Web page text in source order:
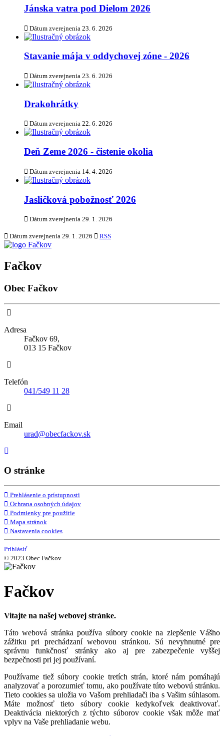
Jánska vatra pod Dielom 2026
Dátum zverejnenia 23. 6. 2026
Stavanie mája v oddychovej zóne - 2026
Dátum zverejnenia 23. 6. 2026
Drakohrátky
Dátum zverejnenia 22. 6. 2026
Deň Zeme 2026 - čistenie okolia
Dátum zverejnenia 14. 4. 2026
Jasličková pobožnosť 2026
Dátum zverejnenia 29. 1. 2026
Dátum zverejnenia 29. 1. 2026 RSS
Fačkov
Obec Fačkov
Adresa
Fačkov 69,
013 15 Fačkov
Telefón
041/549 11 28
Email
urad@obecfackov.sk
O stránke
Prehlásenie o prístupnosti
Ochrana osobných údajov
Podmienky pre použitie
Mapa stránok
Nastavenia cookies
Prihlásiť
© 2023 Obec Fačkov
Fačkov
Vitajte na našej webovej stránke.
Táto webová stránka používa súbory cookie na zlepšenie Vášho
zážitku pri prechádzaní webovou stránkou. Sú nevyhnutné pre
správnu funkčnosť stránky ako aj pre zabezpečenie vyššej
bezpečnosti pri jej používaní.
Používame tiež súbory cookie tretích strán, ktoré nám pomáhajú
analyzovať a porozumieť tomu, ako používate túto webovú stránku.
Tieto cookies sa uložia vo Vašom prehliadači iba s Vašim súhlasom.
Máte možnosť tieto súbory cookie kedykoľvek deaktivovať.
Deaktivácia niektorých z týchto súborov cookie však môže mať
vplyv na Vaše prehliadanie webu.